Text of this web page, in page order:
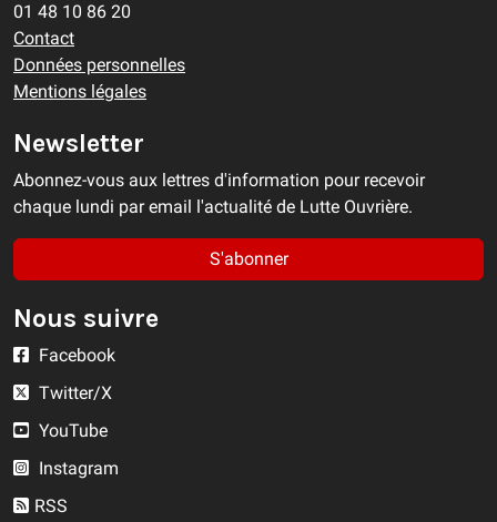
01 48 10 86 20
Contact
Données personnelles
Mentions légales
Newsletter
Abonnez-vous aux lettres d'information pour recevoir
chaque lundi par email l'actualité de Lutte Ouvrière.
S'abonner
Nous suivre
Facebook
Twitter/X
YouTube
Instagram
RSS